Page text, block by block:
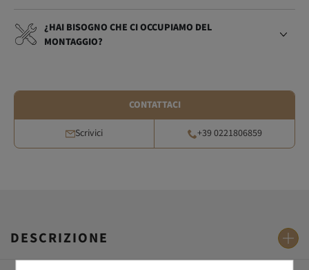
¿HAI BISOGNO CHE CI OCCUPIAMO DEL
MONTAGGIO?
CONTATTACI
Scrivici +39 0221806859
DESCRIZIONE